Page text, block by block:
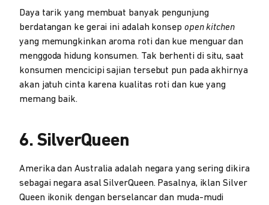
Daya tarik yang membuat banyak pengunjung
berdatangan ke gerai ini adalah konsep open kitchen
yang memungkinkan aroma roti dan kue menguar dan
menggoda hidung konsumen. Tak berhenti di situ, saat
konsumen mencicipi sajian tersebut pun pada akhirnya
akan jatuh cinta karena kualitas roti dan kue yang
memang baik.
6. SilverQueen
Amerika dan Australia adalah negara yang sering dikira
sebagai negara asal SilverQueen. Pasalnya, iklan Silver
Queen ikonik dengan berselancar dan muda-mudi